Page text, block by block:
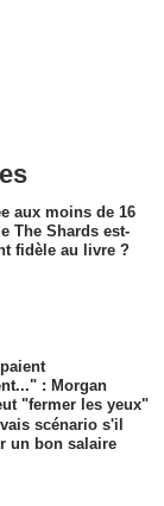
aux moins de 16
The Shards est-
fidèle au livre ?
: Morgan
"fermer les yeux"
scénario s'il
un bon salaire